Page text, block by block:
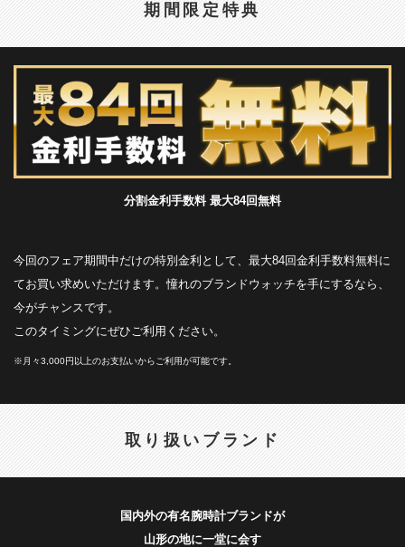
期間限定特典
分割金利手数料 最大84回無料
今回のフェア期間中だけの特別金利として、最大84回金利手数料無料に
てお買い求めいただけます。憧れのブランドウォッチを手にするなら、
今がチャンスです。
このタイミングにぜひご利用ください。
※月々3,000円以上のお支払いからご利用が可能です。
取り扱いブランド
国内外の有名腕時計ブランドが
山形の地に一堂に会す